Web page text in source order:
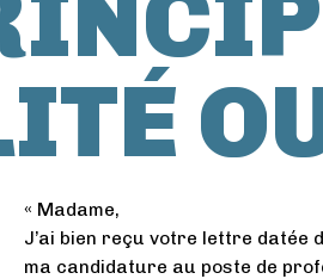
« Madame,
J’ai bien reçu votre lettre datée
ma candidature au poste de